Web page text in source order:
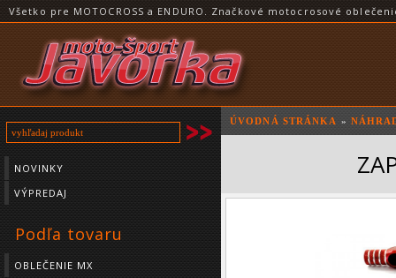
Všetko pre MOTOCROSS a ENDURO. Značkové motocrosové
NOVINKY
VÝPREDAJ
Podľa tovaru
OBLEČENIE MX
ÚVODNÁ STRÁNKA »